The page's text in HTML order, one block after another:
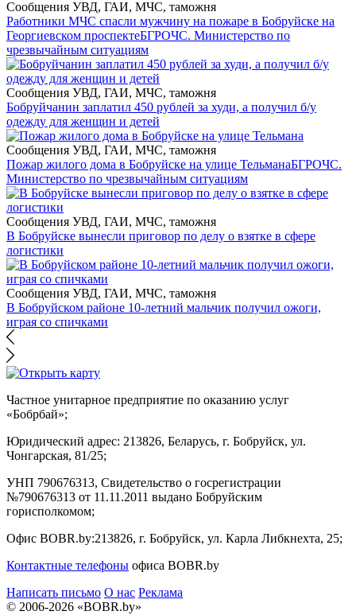
Сообщения УВД, ГАИ, МЧС, таможня
Работники МЧС спасли мужчину на пожаре в Бобруйске на
Георгиевском проспектеБГРОЧС. Министерство по
чрезвычайным ситуациям
Сообщения УВД, ГАИ, МЧС, таможня
Бобруйчанин заплатил 450 рублей за худи, а получил б/у
одежду для женщин и детей
Сообщения УВД, ГАИ, МЧС, таможня
Пожар жилого дома в Бобруйске на улице ТельманаБГРОЧС.
Министерство по чрезвычайным ситуациям
Сообщения УВД, ГАИ, МЧС, таможня
В Бобруйске вынесли приговор по делу о взятке в сфере
логистики
Сообщения УВД, ГАИ, МЧС, таможня
В Бобруйском районе 10-летний мальчик получил ожоги,
играя со спичками
Частное унитарное предприятие по оказанию услуг
«Бобрбай»;
Юридический адрес: 213826, Беларусь, г. Бобруйск, ул.
Чонгарская, 81/25;
УНП 790676313, Свидетельство о госрегистрации
№790676313 от 11.11.2011 выдано Бобруйским
горисполкомом;
Офис BOBR.by:213826, г. Бобруйск, ул. Карла Либкнехта, 25;
Контактные телефоны офиса BOBR.by
Написать письмо О нас Реклама
© 2006-2026 «BOBR.by»